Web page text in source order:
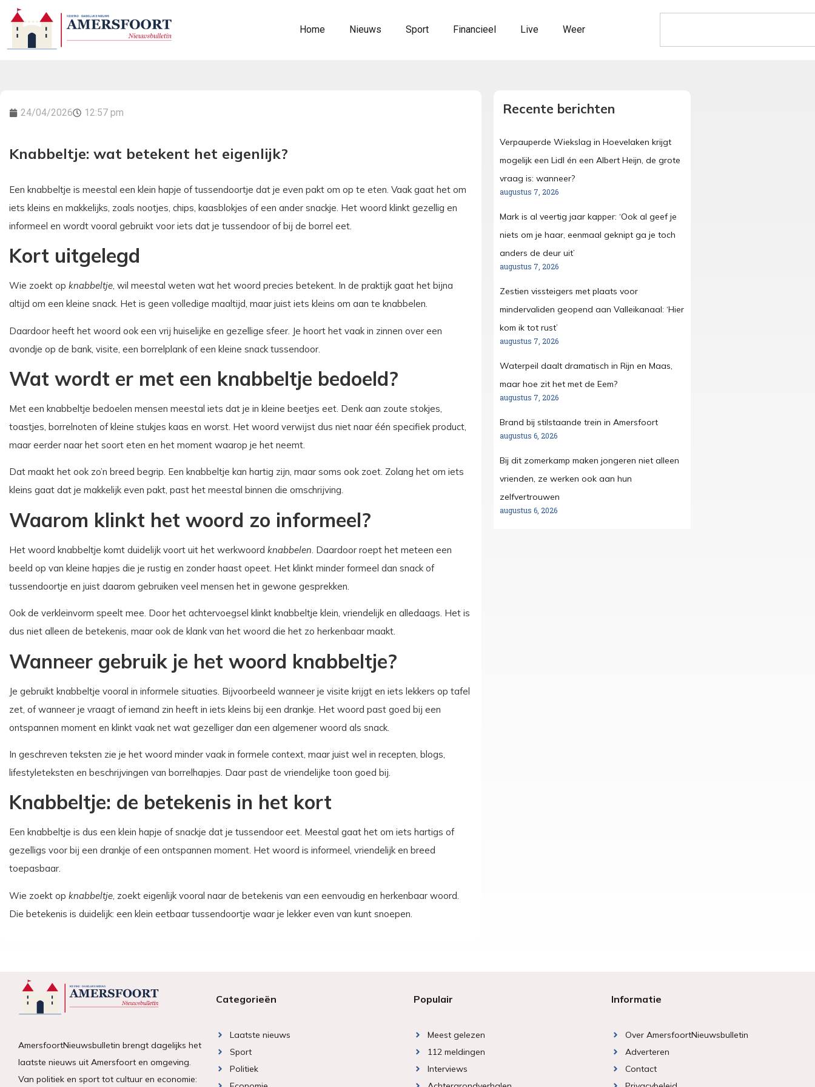
Home Nieuws Sport Financieel Live Weer
24/04/2026 12:57 pm
Knabbeltje: wat betekent het eigenlijk?
Een knabbeltje is meestal een klein hapje of tussendoortje dat je even pakt om op te eten. Vaak gaat het om
iets kleins en makkelijks, zoals nootjes, chips, kaasblokjes of een ander snackje. Het woord klinkt gezellig en
informeel en wordt vooral gebruikt voor iets dat je tussendoor of bij de borrel eet.
Kort uitgelegd
Wie zoekt op knabbeltje, wil meestal weten wat het woord precies betekent. In de praktijk gaat het bijna
altijd om een kleine snack. Het is geen volledige maaltijd, maar juist iets kleins om aan te knabbelen.
Daardoor heeft het woord ook een vrij huiselijke en gezellige sfeer. Je hoort het vaak in zinnen over een
avondje op de bank, visite, een borrelplank of een kleine snack tussendoor.
Wat wordt er met een knabbeltje bedoeld?
Met een knabbeltje bedoelen mensen meestal iets dat je in kleine beetjes eet. Denk aan zoute stokjes,
toastjes, borrelnoten of kleine stukjes kaas en worst. Het woord verwijst dus niet naar één specifiek product,
maar eerder naar het soort eten en het moment waarop je het neemt.
Dat maakt het ook zo’n breed begrip. Een knabbeltje kan hartig zijn, maar soms ook zoet. Zolang het om iets
kleins gaat dat je makkelijk even pakt, past het meestal binnen die omschrijving.
Waarom klinkt het woord zo informeel?
Het woord knabbeltje komt duidelijk voort uit het werkwoord knabbelen. Daardoor roept het meteen een
beeld op van kleine hapjes die je rustig en zonder haast opeet. Het klinkt minder formeel dan snack of
tussendoortje en juist daarom gebruiken veel mensen het in gewone gesprekken.
Ook de verkleinvorm speelt mee. Door het achtervoegsel klinkt knabbeltje klein, vriendelijk en alledaags. Het is
dus niet alleen de betekenis, maar ook de klank van het woord die het zo herkenbaar maakt.
Wanneer gebruik je het woord knabbeltje?
Je gebruikt knabbeltje vooral in informele situaties. Bijvoorbeeld wanneer je visite krijgt en iets lekkers op tafel
zet, of wanneer je vraagt of iemand zin heeft in iets kleins bij een drankje. Het woord past goed bij een
ontspannen moment en klinkt vaak net wat gezelliger dan een algemener woord als snack.
In geschreven teksten zie je het woord minder vaak in formele context, maar juist wel in recepten, blogs,
lifestyleteksten en beschrijvingen van borrelhapjes. Daar past de vriendelijke toon goed bij.
Knabbeltje: de betekenis in het kort
Een knabbeltje is dus een klein hapje of snackje dat je tussendoor eet. Meestal gaat het om iets hartigs of
gezelligs voor bij een drankje of een ontspannen moment. Het woord is informeel, vriendelijk en breed
toepasbaar.
Wie zoekt op knabbeltje , zoekt eigenlijk vooral naar de betekenis van een eenvoudig en herkenbaar woord.
Die betekenis is duidelijk: een klein eetbaar tussendoortje waar je lekker even van kunt snoepen.
Recente berichten
Verpauperde Wiekslag in Hoevelaken krijgt
mogelijk een Lidl én een Albert Heijn, de grote
vraag is: wanneer?
augustus 7, 2026
Mark is al veertig jaar kapper: ‘Ook al geef je
niets om je haar, eenmaal geknipt ga je toch
anders de deur uit’
augustus 7, 2026
Zestien vissteigers met plaats voor
mindervaliden geopend aan Valleikanaal: ‘Hier
kom ik tot rust’
augustus 7, 2026
Waterpeil daalt dramatisch in Rijn en Maas,
maar hoe zit het met de Eem?
augustus 7, 2026
Brand bij stilstaande trein in Amersfoort
augustus 6, 2026
Bij dit zomerkamp maken jongeren niet alleen
vrienden, ze werken ook aan hun
zelfvertrouwen
augustus 6, 2026
AmersfoortNieuwsbulletin brengt dagelijks het
laatste nieuws uit Amersfoort en omgeving.
Van politiek en sport tot cultuur en economie:
Categorieën
Laatste nieuws
Sport
Politiek
Populair
Meest gelezen
112 meldingen
Interviews
Informatie
Over AmersfoortNieuwsbulletin
Adverteren
Contact